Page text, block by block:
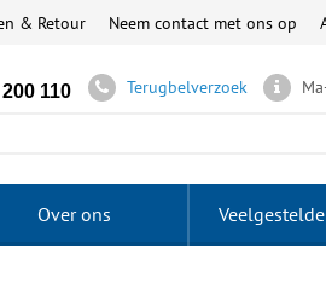
& Retour Neem contact met ons op
110 Terugbelverzoek
Over ons